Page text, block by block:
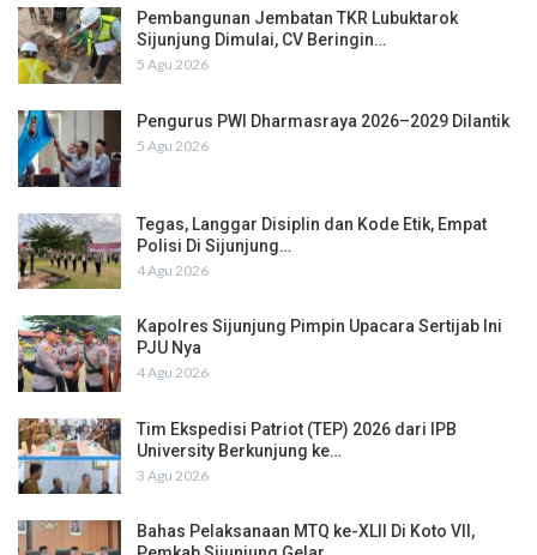
Pembangunan Jembatan TKR Lubuktarok
Sijunjung Dimulai, CV Beringin…
5 Agu 2026
Pengurus PWI Dharmasraya 2026–2029 Dilantik
5 Agu 2026
Tegas, Langgar Disiplin dan Kode Etik, Empat
Polisi Di Sijunjung…
4 Agu 2026
Kapolres Sijunjung Pimpin Upacara Sertijab Ini
PJU Nya
4 Agu 2026
Tim Ekspedisi Patriot (TEP) 2026 dari IPB
University Berkunjung ke…
3 Agu 2026
Bahas Pelaksanaan MTQ ke-XLII Di Koto VII,